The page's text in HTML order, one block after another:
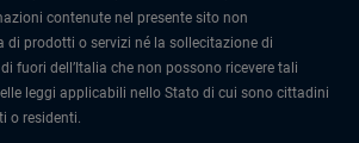
contenute nel presente sito non
di prodotti o servizi né la sollecitazione di
fuori dell’Italia che non possono ricevere tali
leggi applicabili nello Stato di cui sono cittadini
o residenti.